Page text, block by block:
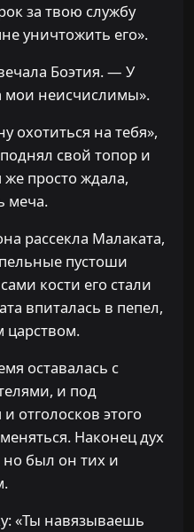
за твою службу
уничтожить его».
Боэтия. — У
мои неисчислимы».
охотиться на тебя»,
свой топор и
же просто ждала,
меча.
рассекла Малаката,
пустоши
кости его стали
впиталась в пепел,
царством.
оставалась с
и под
отголосков этого
Наконец дух
но был он тих и
«Ты навязываешь